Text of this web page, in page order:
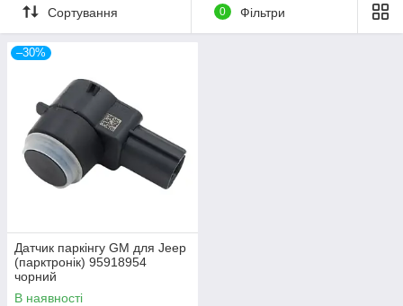
Сортування 0 Фільтри
–30%
Датчик паркінгу GM для Jeep
(парктронік) 95918954
чорний
В наявності